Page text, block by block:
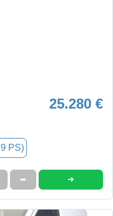
25.280 €
PS)
➦ ➜